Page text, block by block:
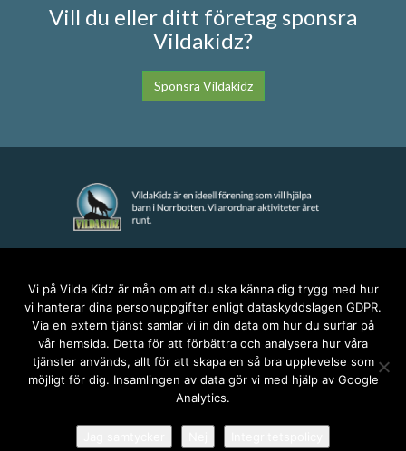
Vill du eller ditt företag sponsra
Vildakidz?
Sponsra Vildakidz
anna@vildakidz.se
076-7755068
Integritetspolicy
SOCIALA MEDIER
Vi på Vilda Kidz är mån om att du ska känna dig trygg med hur
vi hanterar dina personuppgifter enligt dataskyddslagen GDPR.
Via en extern tjänst samlar vi in din data om hur du surfar på
vår hemsida. Detta för att förbättra och analysera hur våra
tjänster används, allt för att skapa en så bra upplevelse som
möjligt för dig. Insamlingen av data gör vi med hjälp av Google
Analytics.